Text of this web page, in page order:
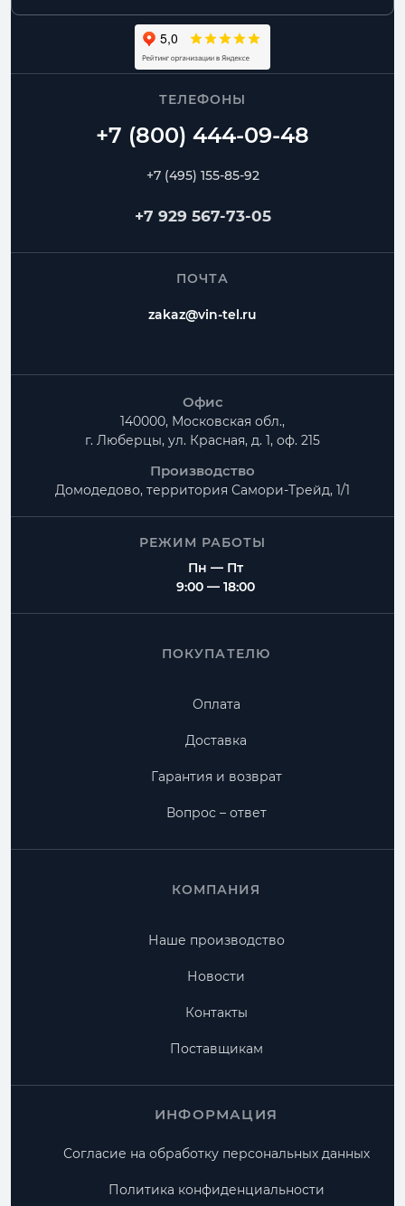
ТЕЛЕФОНЫ
+7 (495) 155-85-92
+7 929 567-73-05
ПОЧТА
zakaz@vin-tel.ru
Офис
140000, Московская обл.,
г. Люберцы, ул. Красная, д. 1, оф. 215
Производство
Домодедово, территория Самори-Трейд, 1/1
РЕЖИМ РАБОТЫ
Пн — Пт
9:00 — 18:00
ПОКУПАТЕЛЮ
Оплата
Доставка
Гарантия и возврат
Вопрос – ответ
КОМПАНИЯ
Наше производство
Новости
Контакты
Поставщикам
ИНФОРМАЦИЯ
Согласие на обработку персональных данных
Политика конфиденциальности